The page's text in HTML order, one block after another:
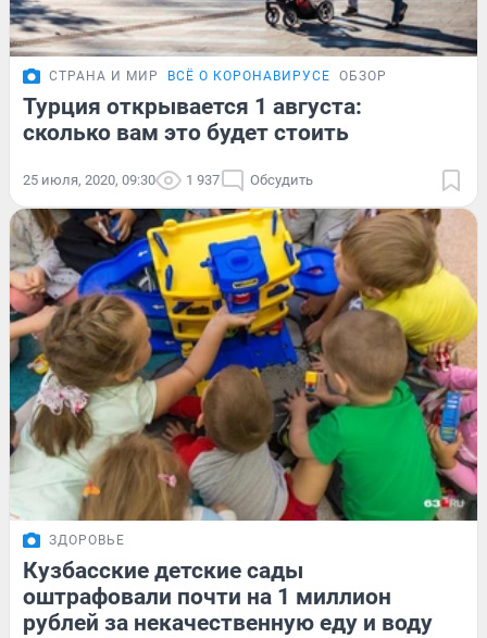
СТРАНА И МИР ВСЁ О КОРОНАВИРУСЕ ОБЗОР
Турция открывается 1 августа:
сколько вам это будет стоить
25 июля, 2020, 09:30 1 937 Обсудить
ЗДОРОВЬЕ
Кузбасские детские сады
оштрафовали почти на 1 миллион
рублей за некачественную еду и воду